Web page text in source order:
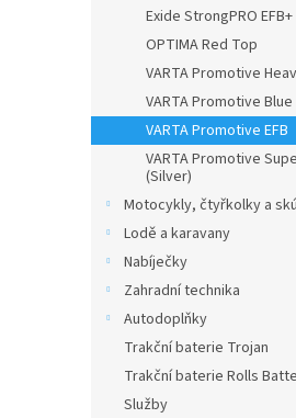
Exide StrongPRO EFB+
OPTIMA Red Top
VARTA Promotive
VARTA Promotive Blue
VARTA Promotive EFB
VARTA Promotive
(Silver)
Motocykly, čtyřkolky a
Lodě a karavany
Nabíječky
Zahradní technika
Autodoplňky
Trakční baterie Trojan
Trakční baterie Rolls
Služby